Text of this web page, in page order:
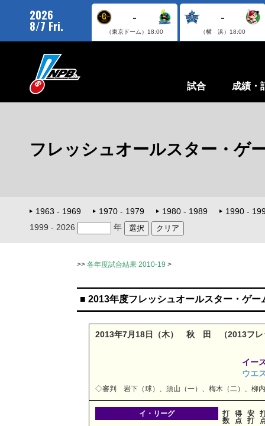
2026
8/7 Fri.
-
（東京ドーム） 18:00
-
（横 浜） 18:00
試合 成績・
フレッシュオールスター・ゲ
1963 - 1969 1970 - 1979 1980 - 1989
1990 -
1999 - 2026
年
>> 各年度試合結果 2010-19 >
■ 2013年度フレッシュオールスター・ゲ
2013年7月18日（木） 秋 田 （2013フレ
イー
ウエ
◇審判 岩下（球）、須山（一）、梅木（二）、柳
イ・リーグ
打
数
得
点
安
打